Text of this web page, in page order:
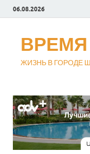
06.08.2026
ЖИЗНЬ В ГОРОДЕ